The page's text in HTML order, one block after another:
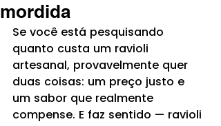
mordida
Se você está pesquisando
quanto custa um ravioli
artesanal, provavelmente quer
duas coisas: um preço justo e
um sabor que realmente
compense. E faz sentido — ravioli